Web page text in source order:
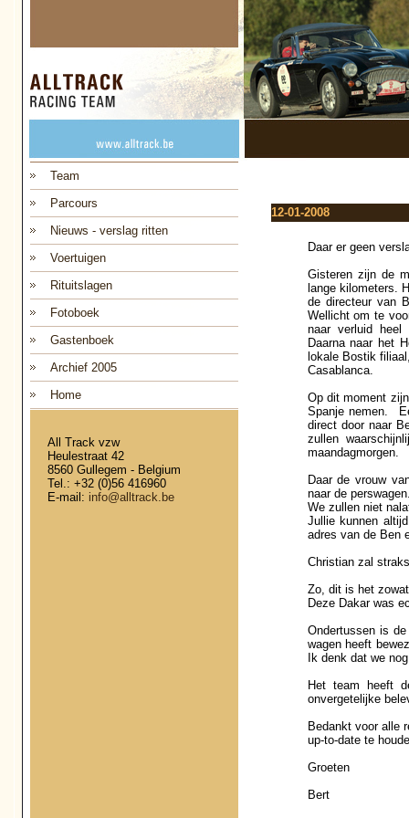
Team
Parcours
Nieuws - verslag ritten
Voertuigen
Rituitslagen
Fotoboek
Gastenboek
Archief 2005
Home
All Track vzw
Heulestraat 42
8560 Gullegem - Belgium
Tel.: +32 (0)56 416960
E-mail: info@alltrack.be
12-01-2008
Daar er geen
Gisteren zijn de
lange kilometers.
de directeur van
Wellicht om te
naar verluid heel
Daarna naar het
lokale Bostik
Casablanca.
Op dit moment
Spanje nemen.
direct door naar
zullen
maandagmorgen.
Daar de vrouw
naar de
We zullen niet
Jullie kunnen
adres van de Ben
Christian zal
Zo, dit is het
Deze Dakar was
Ondertussen is
wagen heeft
Ik denk dat we
Het team heeft
onvergetelijke
Bedankt voor alle
up-to-date te
Groeten
Bert